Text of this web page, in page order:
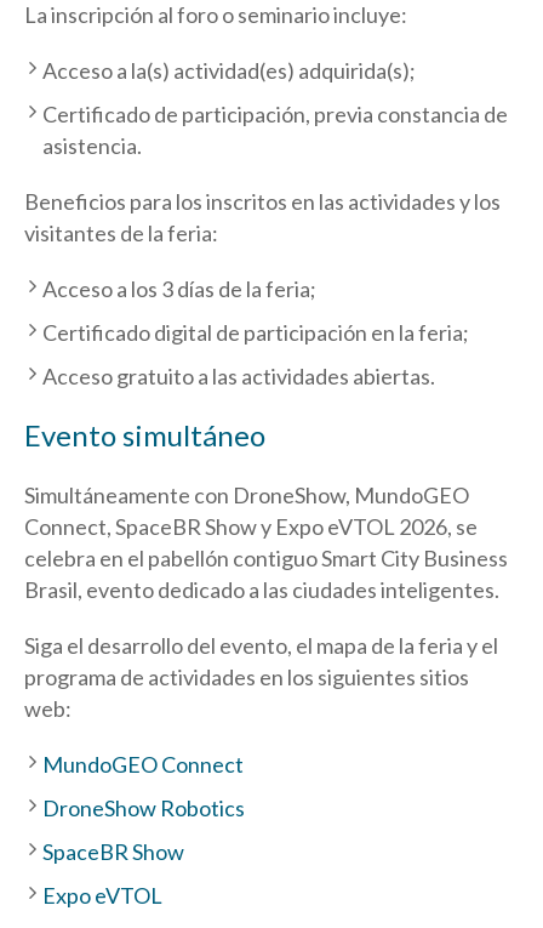
La inscripción al foro o seminario incluye:
Acceso a la(s) actividad(es) adquirida(s);
Certificado de participación, previa constancia de
asistencia.
Beneficios para los inscritos en las actividades y los
visitantes de la feria:
Acceso a los 3 días de la feria;
Certificado digital de participación en la feria;
Acceso gratuito a las actividades abiertas.
Evento simultáneo
Simultáneamente con DroneShow, MundoGEO
Connect, SpaceBR Show y Expo eVTOL 2026, se
celebra en el pabellón contiguo Smart City Business
Brasil, evento dedicado a las ciudades inteligentes.
Siga el desarrollo del evento, el mapa de la feria y el
programa de actividades en los siguientes sitios
web:
MundoGEO Connect
DroneShow Robotics
SpaceBR Show
Expo eVTOL